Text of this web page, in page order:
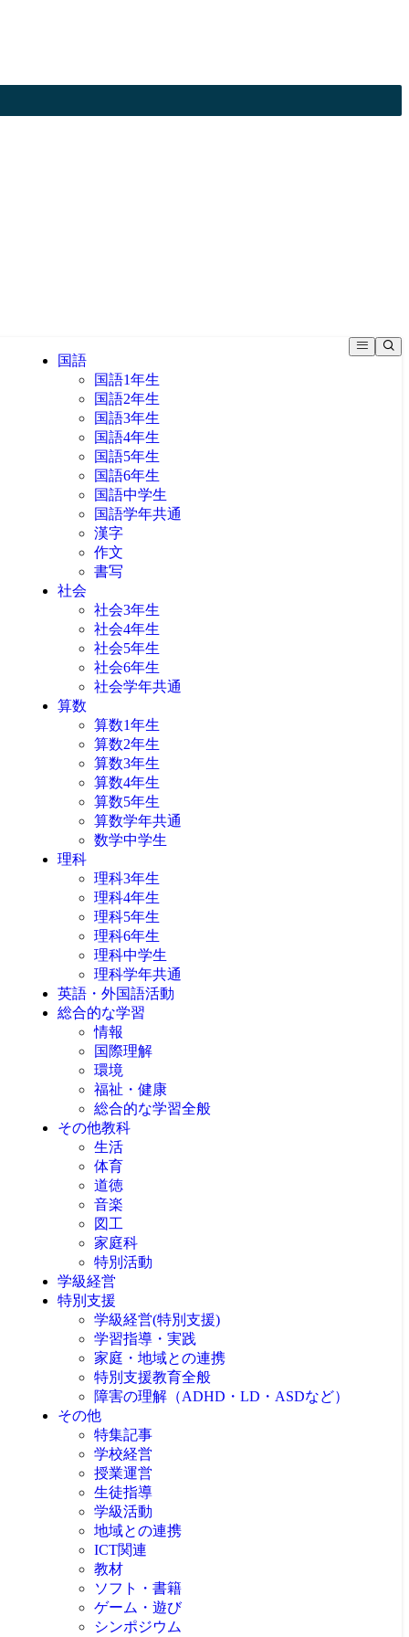
国語
国語1年生
国語2年生
国語3年生
国語4年生
国語5年生
国語6年生
国語中学生
国語学年共通
漢字
作文
書写
社会
社会3年生
社会4年生
社会5年生
社会6年生
社会学年共通
算数
算数1年生
算数2年生
算数3年生
算数4年生
算数5年生
算数学年共通
数学中学生
理科
理科3年生
理科4年生
理科5年生
理科6年生
理科中学生
理科学年共通
英語・外国語活動
総合的な学習
情報
国際理解
環境
福祉・健康
総合的な学習全般
その他教科
生活
体育
道徳
音楽
図工
家庭科
特別活動
学級経営
特別支援
学級経営(特別支援)
学習指導・実践
家庭・地域との連携
特別支援教育全般
障害の理解（ADHD・LD・ASDなど）
その他
特集記事
学校経営
授業運営
生徒指導
学級活動
地域との連携
ICT関連
教材
ソフト・書籍
ゲーム・遊び
シンポジウム